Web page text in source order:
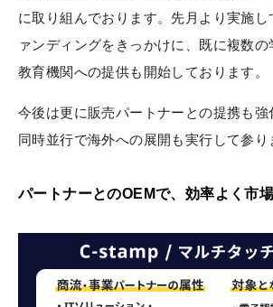
に取り組んでおります。先月より実施し
ァンディングをきっかけに、既に複数
教育機関への提供も開始しております。
今後は更に販売パートナーとの提携も強
同時並行で海外への展開も実行して参り
パートナーとのOEMで、効率よく市